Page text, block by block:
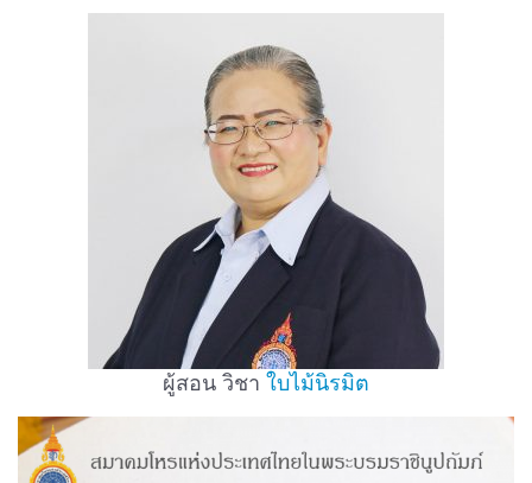
ผู้สอน วิชา ใบไม้นิรมิต